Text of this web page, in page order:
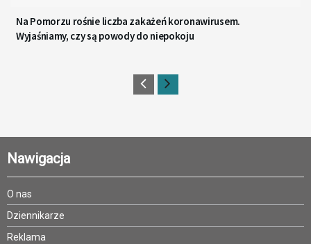
Na Pomorzu rośnie liczba zakażeń koronawirusem.
Wyjaśniamy, czy są powody do niepokoju
Nawigacja
O nas
Dziennikarze
Reklama